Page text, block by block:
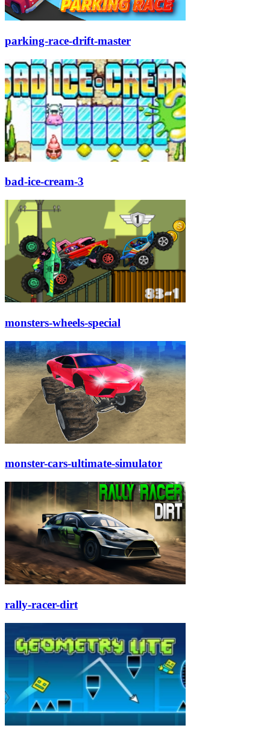
parking-race-drift-master
bad-ice-cream-3
monsters-wheels-special
monster-cars-ultimate-simulator
rally-racer-dirt